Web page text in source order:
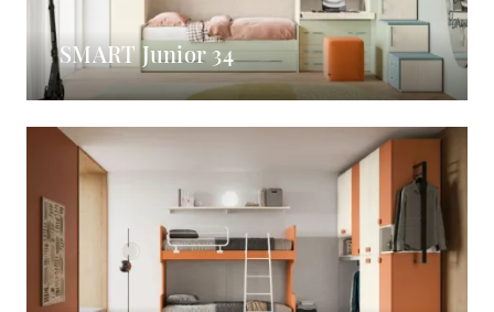
SMART Junior 34